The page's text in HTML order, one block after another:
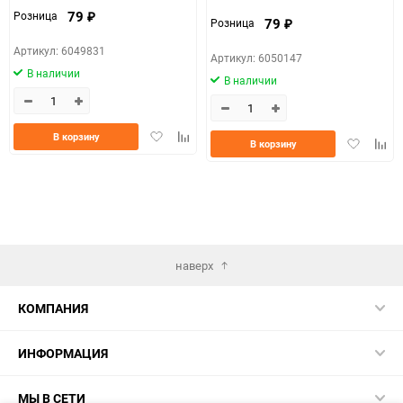
Розница 79 ₽
Артикул: 6049831
В наличии
ДобавитьДобавить
В корзину
Розница 79 ₽
Артикул: 6050147
В наличии
Добавить
В корзину
наверх
КОМПАНИЯ
ИНФОРМАЦИЯ
МЫ В СЕТИ